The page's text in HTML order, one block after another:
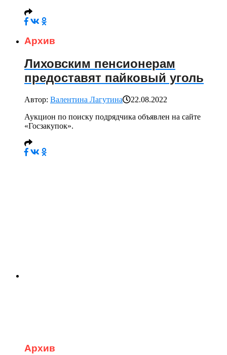
Архив
Лиховским пенсионерам
предоставят пайковый уголь
Автор: Валентина Лагутина
22.08.2022
Аукцион по поиску подрядчика объявлен на сайте
«Госзакупок».
Архив